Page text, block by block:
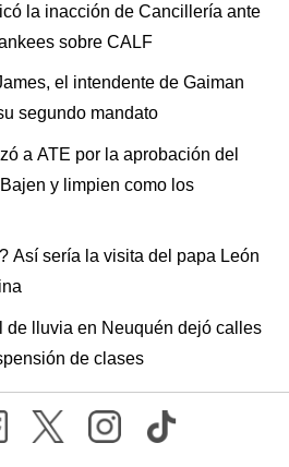
la inacción de Cancillería ante
sobre CALF
el intendente de Gaiman
segundo mandato
a ATE por la aprobación del
y limpien como los
Así sería la visita del papa León
de lluvia en Neuquén dejó calles
de clases